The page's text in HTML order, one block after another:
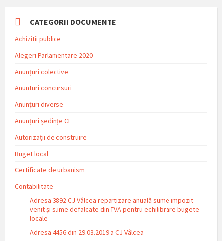
CATEGORII DOCUMENTE
Achizitii publice
Alegeri Parlamentare 2020
Anunțuri colective
Anunturi concursuri
Anunțuri diverse
Anunțuri ședințe CL
Autorizații de construire
Buget local
Certificate de urbanism
Contabilitate
Adresa 3892 CJ Vâlcea repartizare anuală sume impozit
venit și sume defalcate din TVA pentru echilibrare bugete
locale
Adresa 4456 din 29.03.2019 a CJ Vâlcea